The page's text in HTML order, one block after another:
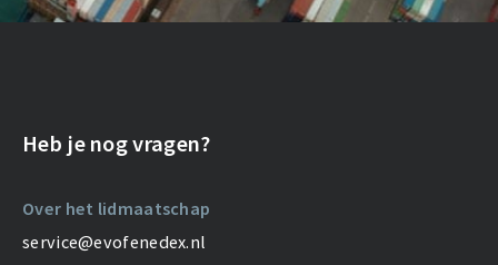
Heb je nog vragen?
Over het lidmaatschap
service@evofenedex.nl